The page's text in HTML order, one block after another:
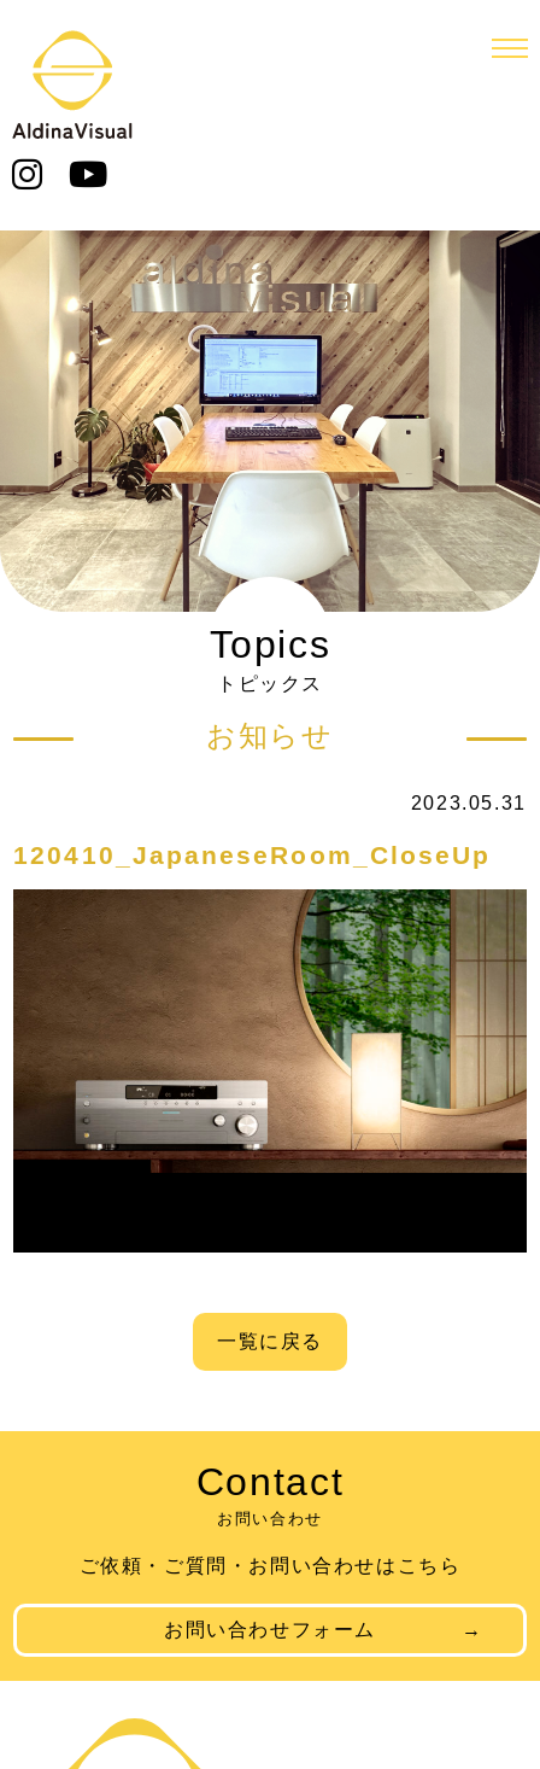
Topics
トピックス
お知らせ
2023.05.31
120410_JapaneseRoom_CloseUp
一覧に戻る
Contact
お問い合わせ
ご依頼・ご質問・お問い合わせはこちら
お問い合わせフォーム